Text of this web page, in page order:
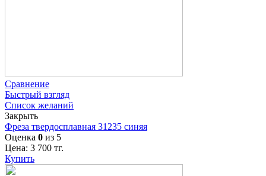
Сравнение
Быстрый взгляд
Список желаний
Закрыть
Фреза твердосплавная 31235 синяя
Оценка 0 из 5
Цена: 3 700 тг.
Купить